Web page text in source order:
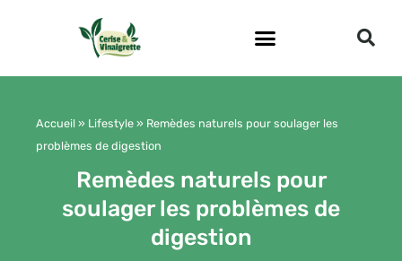
Accueil » Lifestyle » Remèdes naturels pour soulager les
problèmes de digestion
Remèdes naturels pour
soulager les problèmes de
digestion